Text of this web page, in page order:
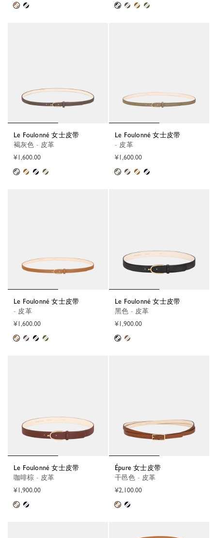
Le Foulonné 女士皮带
褐灰色 - 皮革
¥1,600.00
Le Foulonné 女士皮带
- 皮革
¥1,600.00
Le Foulonné 女士皮带
- 皮革
¥1,600.00
Le Foulonné 女士皮带
黑色 - 皮革
¥1,900.00
Le Foulonné 女士皮带
咖啡棕 - 皮革
¥1,900.00
Épure 女士皮带
干邑色 - 皮革
¥2,100.00